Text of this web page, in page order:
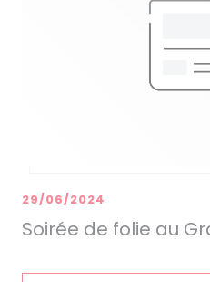
Soirée de folie au
29/06/2024